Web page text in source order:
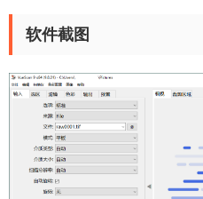
软件截图